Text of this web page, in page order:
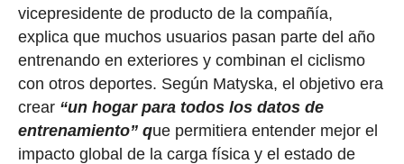
vicepresidente de producto de la compañía,
explica que muchos usuarios pasan parte del año
entrenando en exteriores y combinan el ciclismo
con otros deportes. Según Matyska, el objetivo era
crear“un hogar para todos los datos de
entrenamiento” que permitiera entender mejor el
impacto global de la carga física y el estado de